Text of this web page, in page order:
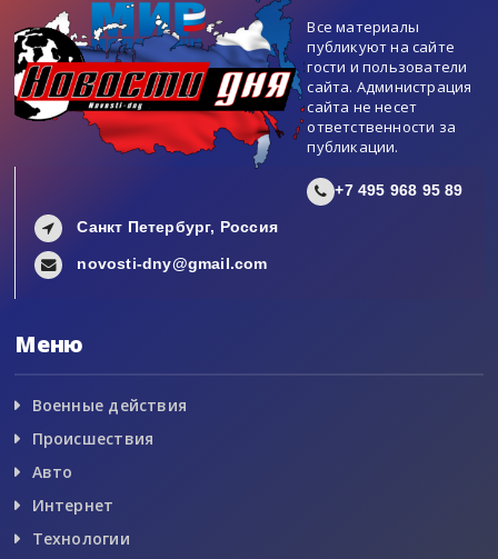
Все материалы
публикуют на сайте
гости и пользователи
сайта. Администрация
сайта не несет
ответственности за
публикации.
+7 495 968 95 89
Санкт Петербург, Россия
novosti-dny@gmail.com
Меню
Военные действия
Происшествия
Авто
Интернет
Технологии